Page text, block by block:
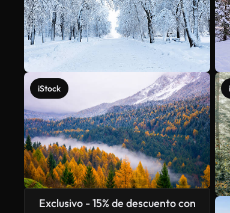
iStock
Exclusivo - 15% de descuento con